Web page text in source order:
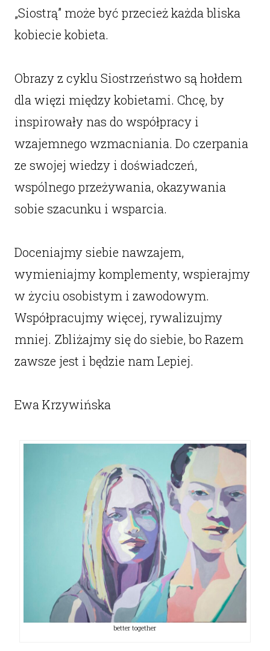
„Siostrą” może być przecież każda bliska
kobiecie kobieta.
Obrazy z cyklu Siostrzeństwo są hołdem
dla więzi między kobietami. Chcę, by
inspirowały nas do współpracy i
wzajemnego wzmacniania. Do czerpania
ze swojej wiedzy i doświadczeń,
wspólnego przeżywania, okazywania
sobie szacunku i wsparcia.
Doceniajmy siebie nawzajem,
wymieniajmy komplementy, wspierajmy
w życiu osobistym i zawodowym.
Współpracujmy więcej, rywalizujmy
mniej. Zbliżajmy się do siebie, bo Razem
zawsze jest i będzie nam Lepiej.
Ewa Krzywińska
better together